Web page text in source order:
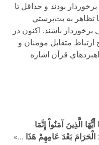
بودند و حداقل تا
تظاهر به بت‌پرستي
برخوردار باشند. اكنون در
متقابل مؤمنان و
قرآن اشاره
أَيُّهَا الَّذِينَ آمَنُواْ إِنَّمَا
بَعْدَ عَامِهِمْ هَذَا …»